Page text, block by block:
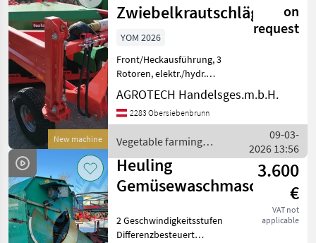
Bärtschi-
Fobro
New machine
Zwiebelkrautschläger
on
request
YOM 2026
Front/Heckausführung, 3
Rotoren, elektr./hydr.
Tiefenverstellung, 4 Räder,
Spur 150 cm, Arbeitsbreite
168 cm Vegetable farming
harvesting machin
AGROTECH Handelsges.m.b.H.
2283 Obersiebenbrunn
Vegetable farming
equipment / Holaras
09-03-
2026 13:56
Heuling
Gemüsewaschmaschine
3.600
€
VAT not
applicable
2 Geschwindigkeitsstufen
Differenzbesteuert